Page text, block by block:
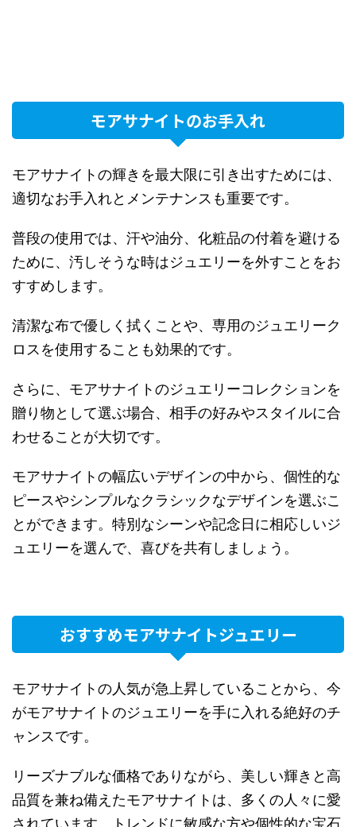
モアサナイトのお手入れ
モアサナイトの輝きを最大限に引き出すためには、
適切なお手入れとメンテナンスも重要です。
普段の使用では、汗や油分、化粧品の付着を避ける
ために、汚しそうな時はジュエリーを外すことをお
すすめします。
清潔な布で優しく拭くことや、専用のジュエリーク
ロスを使用することも効果的です。
さらに、モアサナイトのジュエリーコレクションを
贈り物として選ぶ場合、相手の好みやスタイルに合
わせることが大切です。
モアサナイトの幅広いデザインの中から、個性的な
ピースやシンプルなクラシックなデザインを選ぶこ
とができます。特別なシーンや記念日に相応しいジ
ュエリーを選んで、喜びを共有しましょう。
おすすめモアサナイトジュエリー
モアサナイトの人気が急上昇していることから、今
がモアサナイトのジュエリーを手に入れる絶好のチ
ャンスです。
リーズナブルな価格でありながら、美しい輝きと高
品質を兼ね備えたモアサナイトは、多くの人々に愛
されています。トレンドに敏感な方や個性的な宝石